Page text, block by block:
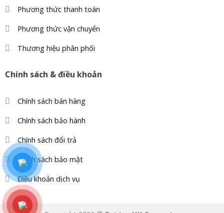
Phương thức thanh toán
Phương thức vận chuyển
Thương hiệu phân phối
Chính sách & điều khoản
Chính sách bán hàng
Chính sách bảo hành
Chính sách đổi trả
Chính sách bảo mật
Điều khoản dịch vụ